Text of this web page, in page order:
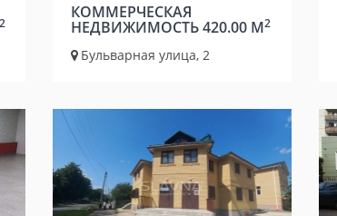
2
КОММЕРЧЕСКАЯ
НЕДВИЖИМОСТЬ 420.00 М2
Бульварная улица, 2